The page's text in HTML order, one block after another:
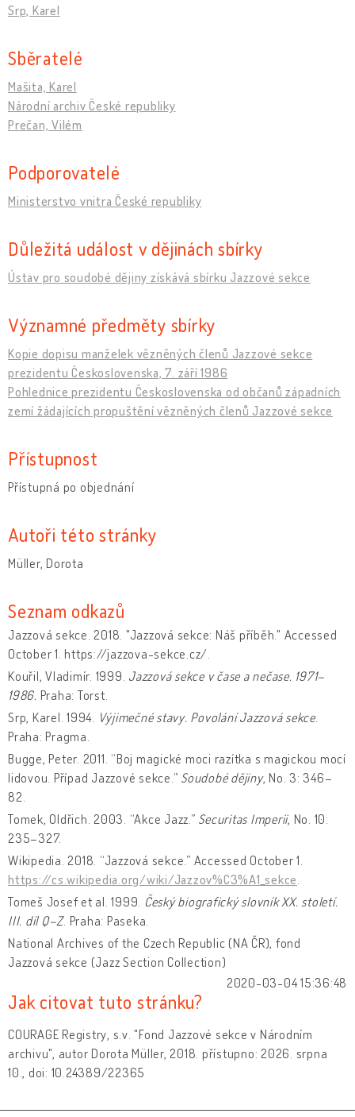
Srp, Karel
Sběratelé
Mašita, Karel
Národní archiv České republiky
Prečan, Vilém
Podporovatelé
Ministerstvo vnitra České republiky
Důležitá událost v dějinách sbírky
Ústav pro soudobé dějiny získává sbírku Jazzové sekce
Významné předměty sbírky
Kopie dopisu manželek vězněných členů Jazzové sekce
prezidentu Československa, 7. září 1986
Pohlednice prezidentu Československa od občanů západních
zemí žádajících propuštění vězněných členů Jazzové sekce
Přístupnost
Přístupná po objednání
Autoři této stránky
Müller, Dorota
Seznam odkazů
Jazzová sekce. 2018. "Jazzová sekce: Náš příběh." Accessed
October 1. https://jazzova-sekce.cz/.
Kouřil, Vladimír. 1999. Jazzová sekce v čase a nečase. 1971–
1986. Praha: Torst.
Srp, Karel. 1994. Výjimečné stavy. Povolání Jazzová sekce.
Praha: Pragma.
Bugge, Peter. 2011. “Boj magické moci razítka s magickou mocí
lidovou. Případ Jazzové sekce.” Soudobé dějiny, No. 3: 346–
82.
Tomek, Oldřich. 2003. “Akce Jazz.” Securitas Imperii, No. 10:
235–327.
Wikipedia. 2018. “Jazzová sekce.” Accessed October 1.
https://cs.wikipedia.org/wiki/Jazzov%C3%A1_sekce
Tomeš Josef et al. 1999. Český biografický slovník XX. století.
III. díl Q–Z. Praha: Paseka.
National Archives of the Czech Republic (NA ČR), fond
Jazzová sekce (Jazz Section Collection)
2020-03-04 15:36:48
Jak citovat tuto stránku?
COURAGE Registry, s.v. "Fond Jazzové sekce v Národním
archivu", autor Dorota Müller, 2018. přístupno: 2026. srpna
10., doi: 10.24389/22365